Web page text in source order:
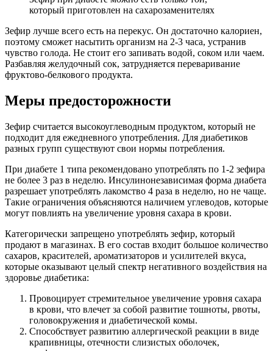
который приготовлен на сахарозаменителях
Зефир лучше всего есть на перекус. Он достаточно калориен,
поэтому сможет насытить организм на 2-3 часа, устранив
чувство голода. Не стоит его запивать водой, соком или чаем.
Разбавляя желудочный сок, затрудняется переваривание
фруктово-белкового продукта.
Меры предосторожности
Зефир считается высокоуглеводным продуктом, который не
подходит для ежедневного употребления. Для диабетиков
разных групп существуют свои нормы потребления.
При диабете 1 типа рекомендовано употреблять по 1-2 зефира
не более 3 раз в неделю. Инсулинонезависимая форма диабета
разрешает употреблять лакомство 4 раза в неделю, но не чаще.
Такие ограничения объясняются наличием углеводов, которые
могут повлиять на увеличение уровня сахара в крови.
Категорически запрещено употреблять зефир, который
продают в магазинах. В его состав входит большое количество
сахаров, красителей, ароматизаторов и усилителей вкуса,
которые оказывают целый спектр негативного воздействия на
здоровье диабетика:
Провоцирует стремительное увеличение уровня сахара
в крови, что влечет за собой развитие тошноты, рвоты,
головокружения и диабетической комы.
Способствует развитию аллергической реакции в виде
крапивницы, отечности слизистых оболочек,